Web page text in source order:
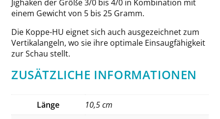
Jighaken der Größe 3/0 bis 4/0 in Kombination mit
einem Gewicht von 5 bis 25 Gramm.
Die Koppe-HU eignet sich auch ausgezeichnet zum
Vertikalangeln, wo sie ihre optimale Einsaugfähigkeit
zur Schau stellt.
ZUSÄTZLICHE INFORMATIONEN
Länge
10,5 cm